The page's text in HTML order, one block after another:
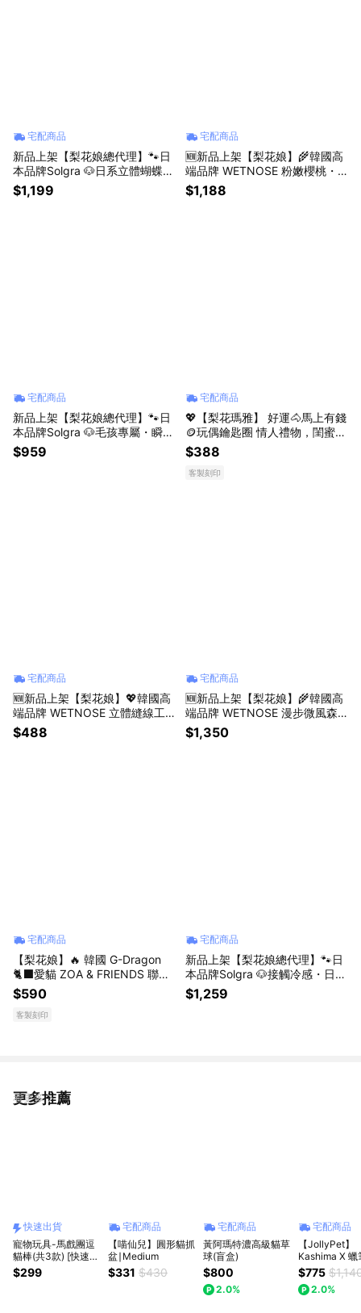
宅配商品
新品上架【梨花娘總代理】🐾日
本品牌Solgra 🐶日系立體蝴蝶結
寵物夏日浴衣(XS~XXL)
$1,199
宅配商品
🆕新品上架【梨花娘】🌾韓國高
端品牌 WETNOSE 粉嫩櫻桃・
雙層毛絨冰淇淋寵物玩具(手工製
作，等待期約10~15天)
$1,188
宅配商品
新品上架【梨花娘總代理】🐾日
本品牌Solgra 🐶毛孩專屬・瞬冷
降溫 U 型舒眠枕(M~L)
$959
宅配商品
💖【梨花瑪雅】 好運🐴馬上有錢
🪙玩偶鑰匙圈 情人禮物，閨蜜禮
物，生日禮物，節慶禮物
$388
客製刻印
宅配商品
🆕新品上架【梨花娘】💖韓國高
端品牌 WETNOSE 立體縫線工
藝 ‧ 韓系犬貓響聲貓草柑橘系列
寵物玩具🍊 (手工製作，等待期
$488
宅配商品
🆕新品上架【梨花娘】🌾韓國高
端品牌 WETNOSE 漫步微風森
林｜韓系手感毛絨苔蘚球玩具(手
工製作，等待期約10~15天)
$1,350
宅配商品
【梨花娘】🔥 韓國 G-Dragon
🐈‍⬛愛貓 ZOA & FRIENDS 聯名
限量系列 生日禮物 情人禮物 寵
愛自己
$590
客製刻印
宅配商品
新品上架【梨花娘總代理】🐾日
本品牌Solgra 🐶接觸冷感・日式
絎縫寵物隨行冰涼墊(4色)
$1,259
更多推薦
看更多
快速出貨
寵物玩具-馬戲團逗
貓棒(共3款) [快速出
貨] 貓咪玩具 (貓玩
具,禮物,寵物玩具,發
$299
宅配商品
【喵仙兒】圓形貓抓
盆∣Medium
$331 $430
宅配商品
黃阿瑪特濃高級貓草
球(盲盒)
$800
2.0%
宅配商品
【JollyPet】
Kashima X 蠟
新 小新的玩具
抓板(無附玩
$775
2.0%